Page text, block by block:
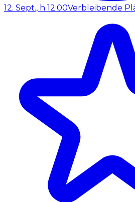
12. Sept., h 12:00Verbleibende